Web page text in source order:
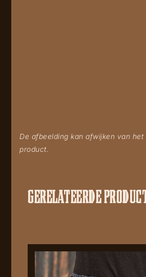
De afbeelding kan afwijken van het
product.
GERELATEERDE